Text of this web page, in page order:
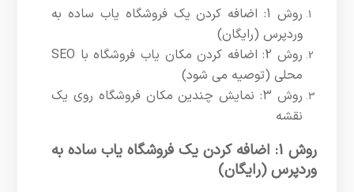
روش 1: اضافه کردن یک فروشگاه یاب ساده به
وردپرس (رایگان)
روش 2: اضافه کردن مکان یاب فروشگاه با SEO
محلی (توصیه می شود)
روش 3: نمایش چندین مکان فروشگاه روی یک
نقشه
روش 1: اضافه کردن یک فروشگاه یاب ساده به
وردپرس (رایگان)